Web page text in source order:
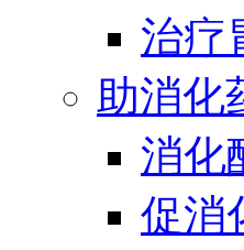
治疗
助消化
消化
促消